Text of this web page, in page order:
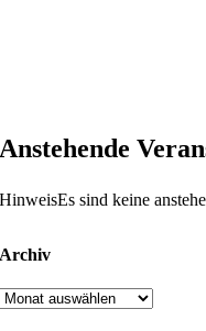
Anstehende
HinweisEs sind keine
Archiv